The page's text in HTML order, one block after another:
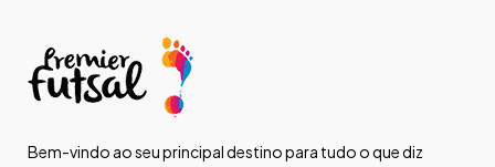
Bem-vindo ao seu principal destino para tudo o que diz